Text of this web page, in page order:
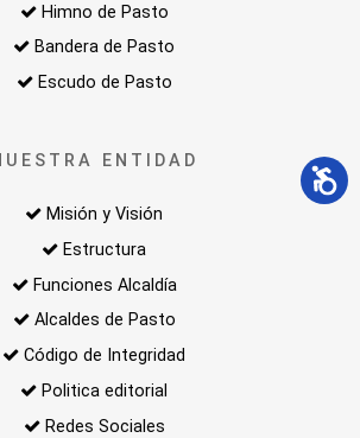
Himno de Pasto
Bandera de Pasto
Escudo de Pasto
ENTIDAD
Misión y Visión
Estructura
Funciones Alcaldía
Alcaldes de Pasto
Código de Integridad
Politica editorial
Redes Sociales